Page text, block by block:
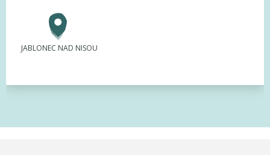
JABLONEC NAD NISOU